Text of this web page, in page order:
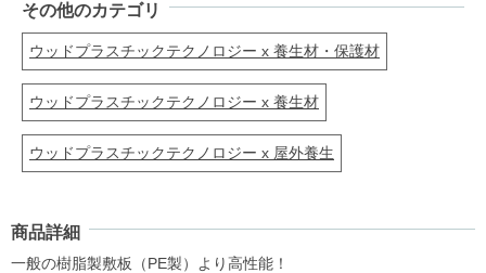
その他のカテゴリ
ウッドプラスチックテクノロジー x 養生材・保護材
ウッドプラスチックテクノロジー x 養生材
ウッドプラスチックテクノロジー x 屋外養生
商品詳細
一般の樹脂製敷板（PE製）より高性能！